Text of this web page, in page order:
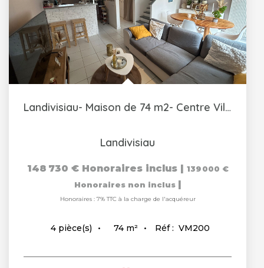
Landivisiau- Maison de 74 m2- Centre Ville
Landivisiau
148 730 € Honoraires inclus
139 000 €
Honoraires non inclus
Honoraires : 7% TTC à la charge de l'acquéreur
4 pièce(s) 74 m² Réf : VM200